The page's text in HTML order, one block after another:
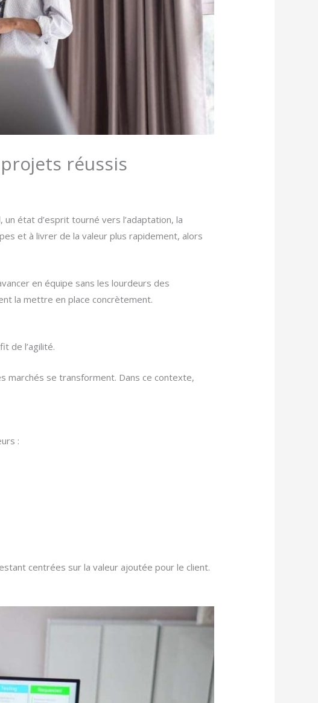
réussis
un état d’esprit tourné vers l’adaptation, la
et à livrer de la valeur plus rapidement, alors
en équipe sans les lourdeurs des
la mettre en place concrètement.
de l’agilité.
marchés se transforment. Dans ce contexte,
:
centrées sur la valeur ajoutée pour le client.